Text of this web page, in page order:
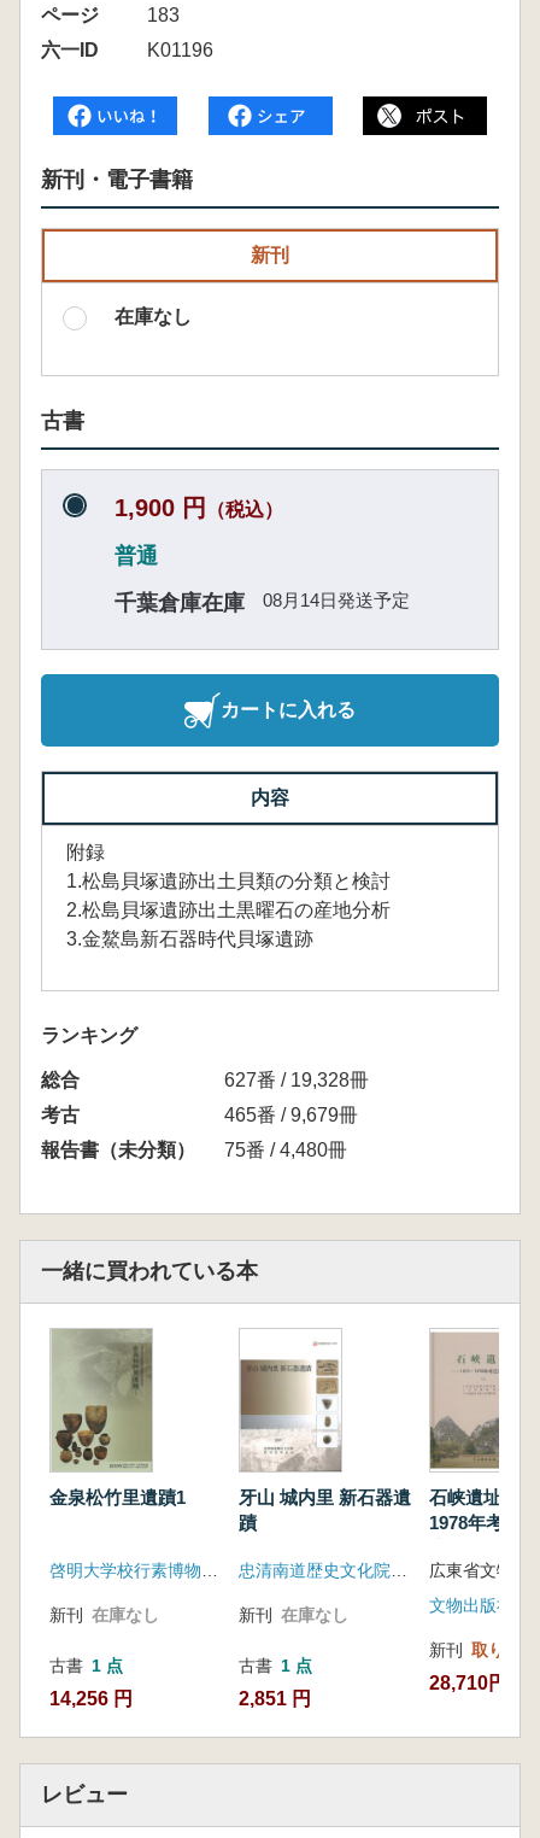
ページ
183
六一ID
K01196
新刊・電子書籍
新刊
在庫なし
古書
1,900 円 （税込）
普通
千葉倉庫在庫
08月14日発送予定
カートに入れる
内容
附録
1.松島貝塚遺跡出土貝類の分類と検討
2.松島貝塚遺跡出土黒曜石の産地分析
3.金鰲島新石器時代貝塚遺跡
ランキング
総合
627番 / 19,328冊
考古
465番 / 9,679冊
報告書（未分類）
75番 / 4,480冊
一緒に買われている本
金泉松竹里遺蹟1
啓明大学校行素博物館、韓国土地公社大邱慶北地域本部
新刊 在庫なし
古書 1 点
14,256 円
牙山 城内里 新石器遺
蹟
忠清南道歴史文化院、韓国電力公社
新刊 在庫なし
古書 1 点
2,851 円
石峡遺址
1978年考古
文物出版社
新刊 取り寄せ
28,710円
レビュー